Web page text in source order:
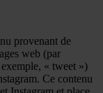
provenant de
web (par
« tweet »)
Ce contenu